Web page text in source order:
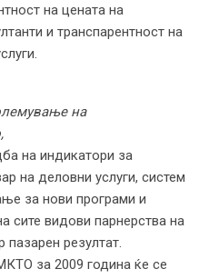
на цената на
и транспарентност на
на
на индикатори за
на деловни услуги, систем
за нови програми и
сите видови парнерства на
пазарен резултат.
за 2009 година ќе се